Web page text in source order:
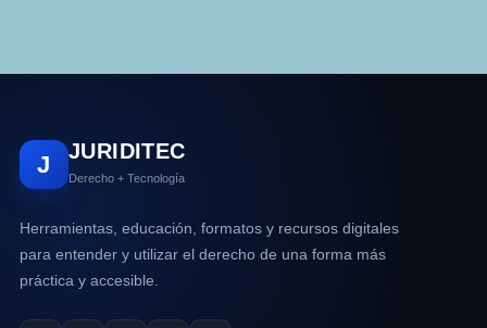
J
JURIDITEC
Derecho + Tecnología
Herramientas, educación, formatos y recursos digitales
para entender y utilizar el derecho de una forma más
práctica y accesible.